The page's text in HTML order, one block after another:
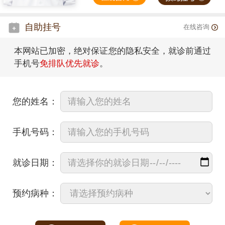
自助挂号 在线咨询
本网站已加密，绝对保证您的隐私安全，就诊前通过
手机号免排队优先就诊。
您的姓名：
手机号码：
就诊日期：
预约病种：